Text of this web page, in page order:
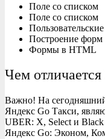
Поле со списком
Поле со списком
Построение форм
Формы в HTML
Чем
Важно! На
Яндекс Go Такси,
UBER: X, Select и
Яндекс Go: Эконом,